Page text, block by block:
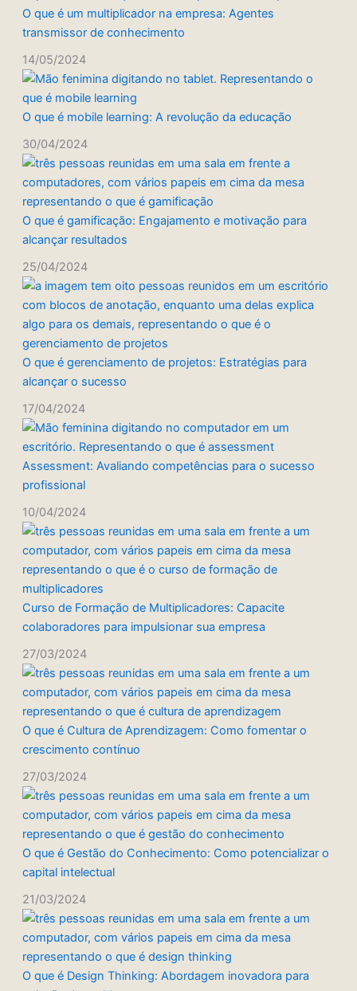
O que é um multiplicador na empresa: Agentes
transmissor de conhecimento
14/05/2024
O que é mobile learning: A revolução da educação
30/04/2024
O que é gamificação: Engajamento e motivação para
alcançar resultados
25/04/2024
O que é gerenciamento de projetos: Estratégias para
alcançar o sucesso
17/04/2024
Assessment: Avaliando competências para o sucesso
profissional
10/04/2024
Curso de Formação de Multiplicadores: Capacite
colaboradores para impulsionar sua empresa
27/03/2024
O que é Cultura de Aprendizagem: Como fomentar o
crescimento contínuo
27/03/2024
O que é Gestão do Conhecimento: Como potencializar o
capital intelectual
21/03/2024
O que é Design Thinking: Abordagem inovadora para